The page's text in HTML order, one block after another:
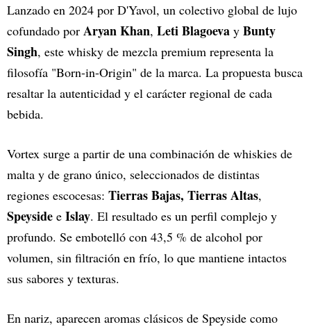
Lanzado en 2024 por D'Yavol, un colectivo global de lujo
cofundado por Aryan Khan, Leti Blagoeva y Bunty
Singh, este whisky de mezcla premium representa la
filosofía "Born-in-Origin" de la marca. La propuesta busca
resaltar la autenticidad y el carácter regional de cada
bebida.
Vortex surge a partir de una combinación de whiskies de
malta y de grano único, seleccionados de distintas
regiones escocesas: Tierras Bajas, Tierras Altas,
Speyside e Islay. El resultado es un perfil complejo y
profundo. Se embotelló con 43,5 % de alcohol por
volumen, sin filtración en frío, lo que mantiene intactos
sus sabores y texturas.
En nariz, aparecen aromas clásicos de Speyside como